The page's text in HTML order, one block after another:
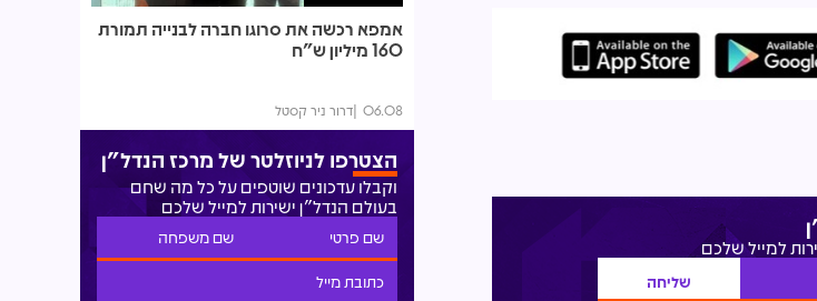
למייל שלכם
אמפא רכשה את סרוגו חברה לבנייה תמורת
160 מיליון ש"ח
06.08 דרור ניר קסטל
הצטרפו לניוזלטר של מרכז הנדל"ן
וקבלו עדכונים שוטפים על כל מה שחם
בעולם הנדל"ן ישירות למייל שלכם